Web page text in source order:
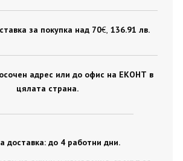
за покупка над 70€ , 136.91 лв.
адрес или до офис на ЕКОНТ в
цялата страна.
доставка: до 4 работни дни.